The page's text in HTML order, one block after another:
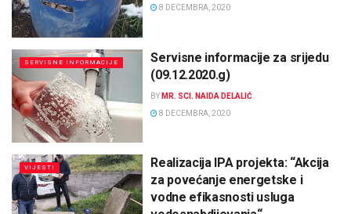
8 DECEMBRA, 2020
SERVISNE INFORMACIJE
Servisne informacije za srijedu
(09.12.2020.g)
BY MR. SCI. NAIDA DELALIĆ
8 DECEMBRA, 2020
VIJESTI
Realizacija IPA projekta: “Akcija
za povećanje energetske i
vodne efikasnosti usluga